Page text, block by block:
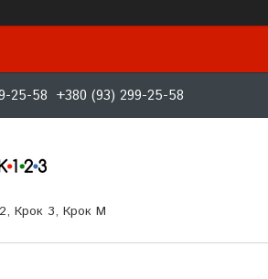
25-58 +380 (93) 299-25-58
Крок 3, Крок M